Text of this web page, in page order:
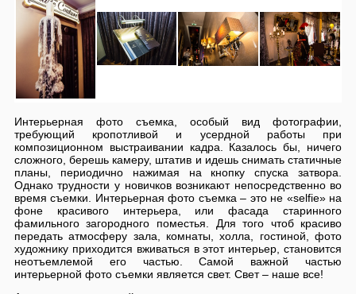
Интерьерная фото съемка, особый вид фотографии,
требующий кропотливой и усердной работы при
композиционном выстраивании кадра. Казалось бы, ничего
сложного, берешь камеру, штатив и идешь снимать статичные
планы, периодично нажимая на кнопку спуска затвора.
Однако трудности у новичков возникают непосредственно во
время съемки. Интерьерная фото съемка – это не «selfie» на
фоне красивого интерьера, или фасада старинного
фамильного загородного поместья. Для того чтоб красиво
передать атмосферу зала, комнаты, холла, гостиной, фото
художнику приходится вживаться в этот интерьер, становится
неотъемлемой его частью. Самой важной частью
интерьерной фото съемки является свет. Свет – наше все!